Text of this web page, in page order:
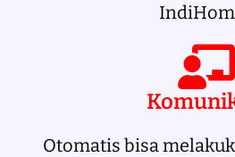
Otomatis bisa